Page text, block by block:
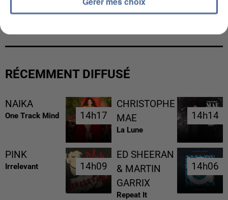
LES DONNÉES DE 300 000 CLIENTS DÉROBÉES À
RÉCEMMENT DIFFUSÉ
NAIKA
One Track Mind 14h17
14h17
CHRISTOPHE
MAE
La Lune
14h14
14h14
PINK
Irrelevant 14h09
14h09
ED SHEERAN
& MARTIN
GARRIX
Repeat It
14h06
14h06